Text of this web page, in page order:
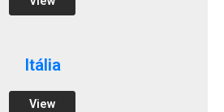
Itália
View